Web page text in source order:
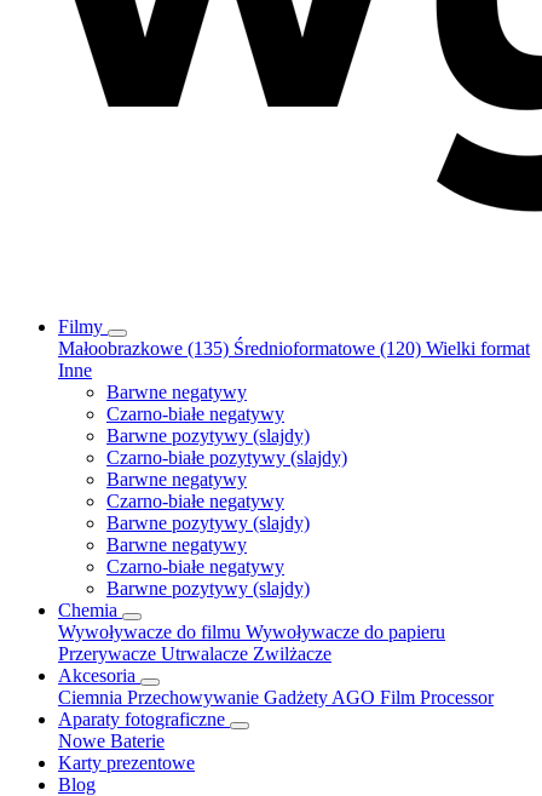
Filmy
Małoobrazkowe (135) Średnioformatowe (120) Wielki format
Inne
Barwne negatywy
Czarno-białe negatywy
Barwne pozytywy (slajdy)
Czarno-białe pozytywy (slajdy)
Barwne negatywy
Czarno-białe negatywy
Barwne pozytywy (slajdy)
Barwne negatywy
Czarno-białe negatywy
Barwne pozytywy (slajdy)
Chemia
Wywoływacze do filmu Wywoływacze do papieru
Przerywacze Utrwalacze Zwilżacze
Akcesoria
Ciemnia Przechowywanie Gadżety AGO Film Processor
Aparaty fotograficzne
Nowe Baterie
Karty prezentowe
Blog